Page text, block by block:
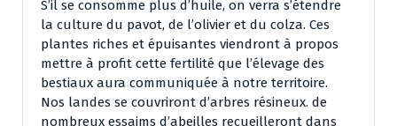
S’il se consomme plus d’huile, on verra s’étendre
la culture du pavot, de l’olivier et du colza. Ces
plantes riches et épuisantes viendront à propos
mettre à profit cette fertilité que l’élevage des
bestiaux aura communiquée à notre territoire.
Nos landes se couvriront d’arbres résineux. de
nombreux essaims d’abeilles recueilleront dans